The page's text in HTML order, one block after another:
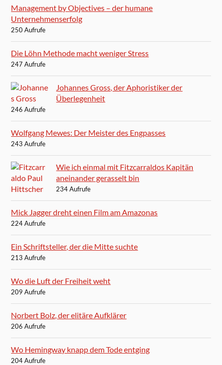
Management by Objectives – der humane
Unternehmenserfolg
250 Aufrufe
Die Löhn Methode macht weniger Stress
247 Aufrufe
Johannes Gross, der Aphoristiker der
Überlegenheit
246 Aufrufe
Wolfgang Mewes: Der Meister des Engpasses
243 Aufrufe
Wie ich einmal mit Fitzcarraldos Kapitän
aneinander gerasselt bin
234 Aufrufe
Mick Jagger dreht einen Film am Amazonas
224 Aufrufe
Ein Schriftsteller, der die Mitte suchte
213 Aufrufe
Wo die Luft der Freiheit weht
209 Aufrufe
Norbert Bolz, der elitäre Aufklärer
206 Aufrufe
Wo Hemingway knapp dem Tode entging
204 Aufrufe